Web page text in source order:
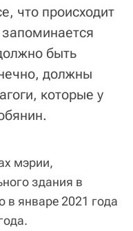
что происходит
быть
должны
которые у
мэрии,
здания в
в январе 2021 года